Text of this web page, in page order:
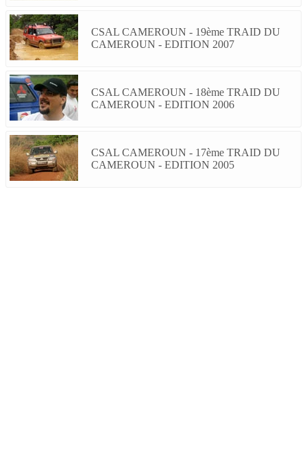
CSAL CAMEROUN - 19ème TRAID DU
CAMEROUN - EDITION 2007
CSAL CAMEROUN - 18ème TRAID DU
CAMEROUN - EDITION 2006
CSAL CAMEROUN - 17ème TRAID DU
CAMEROUN - EDITION 2005